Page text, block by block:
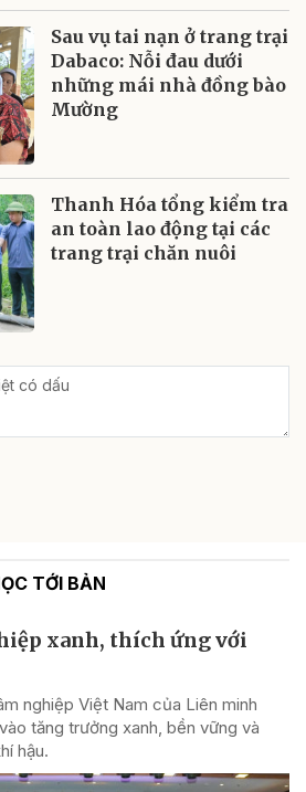
Sau vụ tai nạn ở trang trại
Dabaco: Nỗi đau dưới
những mái nhà đồng bào
Mường
Thanh Hóa tổng kiểm tra
an toàn lao động tại các
trang trại chăn nuôi
TỚI BẢN
xanh, thích ứng với
nghiệp Việt Nam của Liên minh
tăng trưởng xanh, bền vững và
hậu.